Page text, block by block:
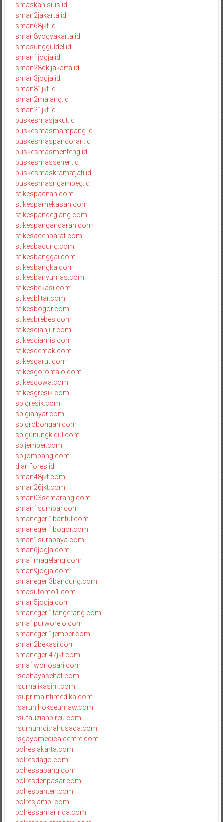
smaskanisius.id
sman2jakarta.id
sman68jkt.id
sman8yogyakarta.id
smasungguldel.id
sman1jogja.id
sman28dkijakarta.id
sman3jogja.id
sman81jkt.id
sman2malang.id
sman21jkt.id
puskesmasjakut.id
puskesmasmampang.id
puskesmaspancoran.id
puskesmasmenteng.id
puskesmassenen.id
puskesmaskramatjati.id
puskesmasngambeg.id
stikespacitan.com
stikespamekasan.com
stikespandeglang.com
stikespangandaran.com
stikesacehbarat.com
stikesbadung.com
stikesbanggai.com
stikesbangka.com
stikesbanyumas.com
stikesbekasi.com
stikesblitar.com
stikesbogor.com
stikesbrebes.com
stikescianjur.com
stikesciamis.com
stikesdemak.com
stikesgarut.com
stikesgorontalo.com
stikesgowa.com
stikesgresik.com
spigresik.com
spigianyar.com
spigrobongan.com
spigunungkidul.com
spijember.com
spijombang.com
dianflores.id
sman48jkt.com
sman26jkt.com
sman03semarang.com
sman1sumbar.com
smanegeri1bantul.com
smanegeri1bogor.com
sman1surabaya.com
sman6jogja.com
sma1magelang.com
sman9jogja.com
smanegeri3bandung.com
smasutomo1.com
sman5jogja.com
smanegeri1tangerang.com
sma1purworejo.com
smanegeri1jember.com
sman2bekasi.com
smanegeri47jkt.com
sma1wonosari.com
rscahayasehat.com
rsumalikasim.com
rsuprimaintimedika.com
rsarunlhokseumaw.com
rsufauziahbireu.com
rsumumcitrahusada.com
rsgayomedicalcentre.com
polresjakarta.com
polresdago.com
polressabang.com
polresdenpasar.com
polresbanten.com
polresjambi.com
polressamarinda.com